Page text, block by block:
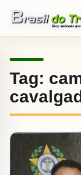
Tag: